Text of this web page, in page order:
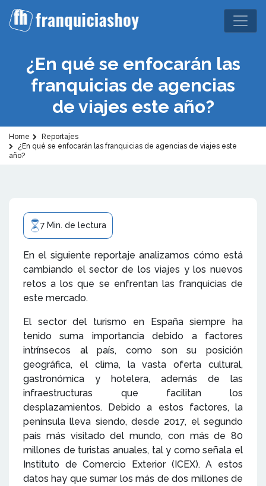
¿En qué se enfocarán las
franquicias de agencias
de viajes este año?
Home
Reportajes
¿En qué se enfocarán las franquicias de agencias de viajes este
año?
7 Min. de lectura
En el siguiente reportaje analizamos cómo está
cambiando el sector de los viajes y los nuevos
retos a los que se enfrentan las franquicias de
este mercado.
El sector del turismo en España siempre ha
tenido suma importancia debido a factores
intrínsecos al país, como son su posición
geográfica, el clima, la vasta oferta cultural,
gastronómica y hotelera, además de las
infraestructuras que facilitan los
desplazamientos. Debido a estos factores, la
península lleva siendo, desde 2017, el segundo
país más visitado del mundo, con más de 80
millones de turistas anuales, tal y como señala el
Instituto de Comercio Exterior (ICEX). A estos
datos hay que sumar los más de dos millones de